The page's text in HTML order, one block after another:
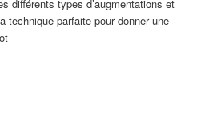
différents types d’augmentations et
technique parfaite pour donner une